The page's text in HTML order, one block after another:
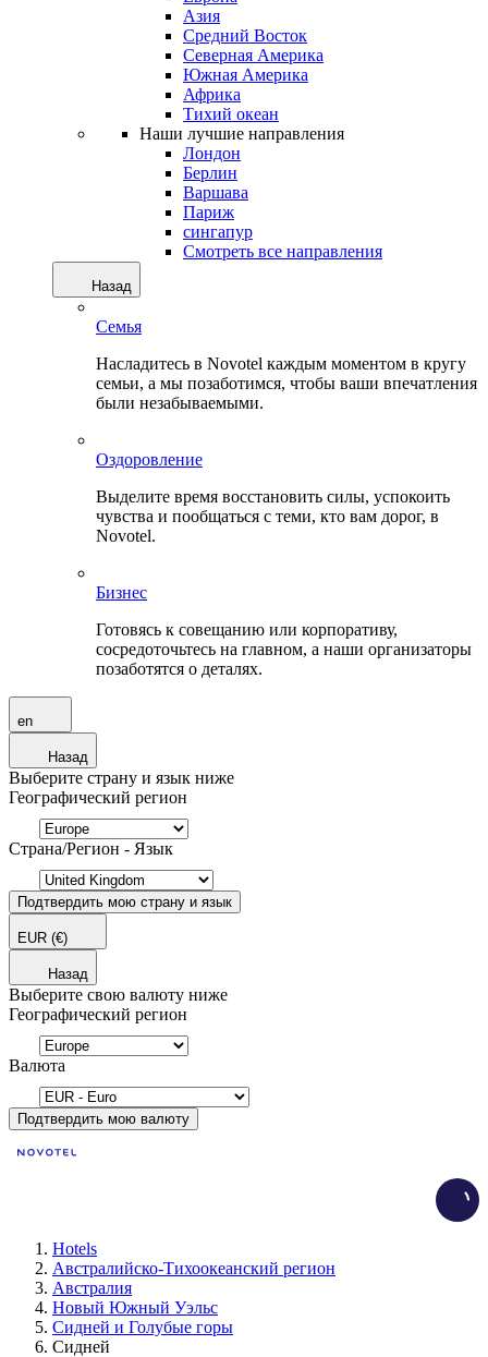
Азия
Средний Восток
Северная Америка
Южная Америка
Африка
Тихий океан
Наши лучшие направления
Лондон
Берлин
Варшава
Париж
сингапур
Смотреть все направления
Назад
Семья
Насладитесь в Novotel каждым моментом в кругу
семьи, а мы позаботимся, чтобы ваши впечатления
были незабываемыми.
Оздоровление
Выделите время восстановить силы, успокоить
чувства и пообщаться с теми, кто вам дорог, в
Novotel.
Бизнес
Готовясь к совещанию или корпоративу,
сосредоточьтесь на главном, а наши организаторы
позаботятся о деталях.
en
Назад
Выберите страну и язык ниже
Географический регион
Страна/Регион - Язык
Подтвердить мою страну и язык
EUR (€)
Назад
Выберите свою валюту ниже
Географический регион
Валюта
Подтвердить мою валюту
Hotels
Австралийско-Тихоокеанский регион
Австралия
Новый Южный Уэльс
Сидней и Голубые горы
Сидней